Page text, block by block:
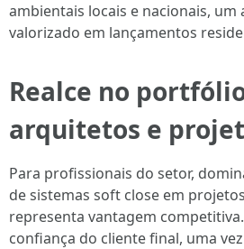
ambientais locais e nacionais, um
valorizado em lançamentos
Realce no
arquitetos e
Para profissionais do setor,
de sistemas soft close em
representa vantagem
confiança do cliente final, uma